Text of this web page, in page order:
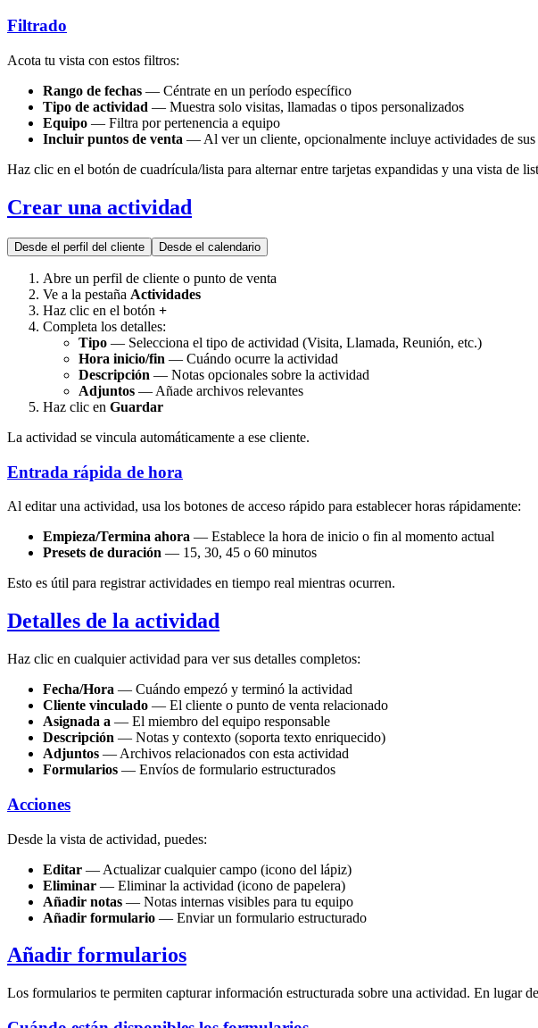
Filtrado
Acota tu vista con estos filtros:
Rango de fechas — Céntrate en un período específico
Tipo de actividad — Muestra solo visitas, llamadas o tipos personalizados
Equipo — Filtra por pertenencia a equipo
Incluir puntos de venta — Al ver un cliente, opcionalmente incluye actividades de sus
Haz clic en el botón de cuadrícula/lista para alternar entre tarjetas expandidas y una vista de
Crear una actividad
Desde el perfil del cliente Desde el calendario
Abre un perfil de cliente o punto de venta
Ve a la pestaña Actividades
Haz clic en el botón +
Completa los detalles:
Tipo — Selecciona el tipo de actividad (Visita, Llamada, Reunión, etc.)
Hora inicio/fin — Cuándo ocurre la actividad
Descripción — Notas opcionales sobre la actividad
Adjuntos — Añade archivos relevantes
Haz clic en Guardar
La actividad se vincula automáticamente a ese cliente.
Entrada rápida de hora
Al editar una actividad, usa los botones de acceso rápido para establecer horas rápidamente:
Empieza/Termina ahora — Establece la hora de inicio o fin al momento actual
Presets de duración — 15, 30, 45 o 60 minutos
Esto es útil para registrar actividades en tiempo real mientras ocurren.
Detalles de la actividad
Haz clic en cualquier actividad para ver sus detalles completos:
Fecha/Hora — Cuándo empezó y terminó la actividad
Cliente vinculado — El cliente o punto de venta relacionado
Asignada a — El miembro del equipo responsable
Descripción — Notas y contexto (soporta texto enriquecido)
Adjuntos — Archivos relacionados con esta actividad
Formularios — Envíos de formulario estructurados
Acciones
Desde la vista de actividad, puedes:
Editar — Actualizar cualquier campo (icono del lápiz)
Eliminar — Eliminar la actividad (icono de papelera)
Añadir notas — Notas internas visibles para tu equipo
Añadir formulario — Enviar un formulario estructurado
Añadir formularios
Los formularios te permiten capturar información estructurada sobre una actividad. En lugar